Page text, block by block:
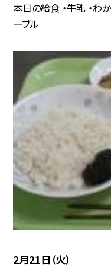
本日の給食 ・牛乳 ・わ
ーブル
2月21日（火）